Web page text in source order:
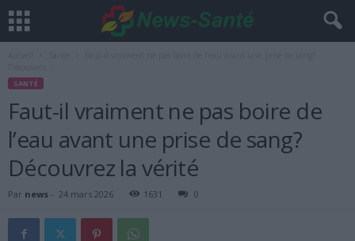
SANTÉ
Faut-il vraiment ne pas boire de
l’eau avant une prise de sang?
Découvrez la vérité
Par news - 24 mars 2026 1631 0